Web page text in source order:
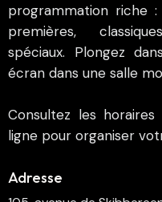
programmation riche
premières,
spéciaux. Plongez
écran dans une salle
Consultez les
ligne pour organiser
Adresse